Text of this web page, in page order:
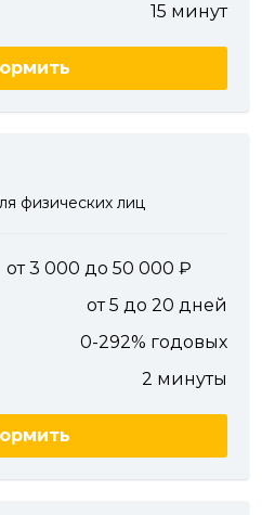
15 минут
физических лиц
от 3 000 до 50 000
от 5 до 20 дней
0-292% годовых
2 минуты